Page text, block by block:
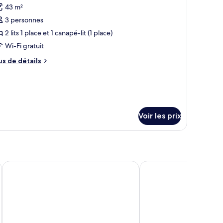
43 m²
3 personnes
2 lits 1 place et 1 canapé-lit (1 place)
Wi-Fi gratuit
de détails
Voir les prix
Hilton Garden Inn Belo Horizonte, BrazilH2 Platinum Lourdes